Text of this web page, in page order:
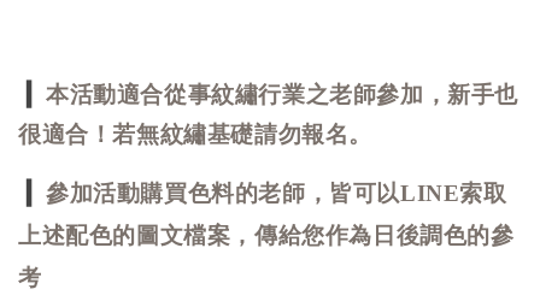
本活動適合從事紋繡行業之老師參加，新手也
很適合！若無紋繡基礎請勿報名。
參加活動購買色料的老師，皆可以LINE索取
上述配色的圖文檔案，傳給您作為日後調色的參
考